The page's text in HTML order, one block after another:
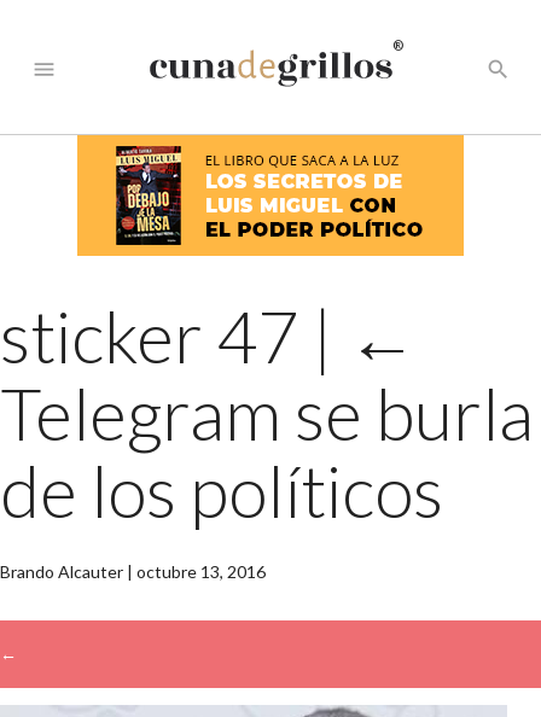
menu
®
search
sticker 47 | ←
Telegram se burla
de los políticos
Brando Alcauter | octubre 13, 2016
←